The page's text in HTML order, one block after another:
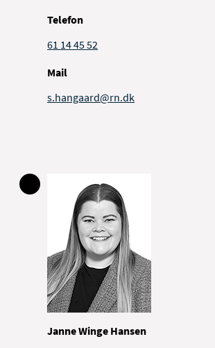
Telefon
61 14 45 52
Mail
s.hangaard@rn.dk
Janne Winge Hansen